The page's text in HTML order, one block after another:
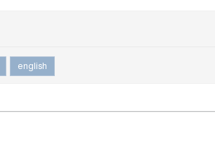
english